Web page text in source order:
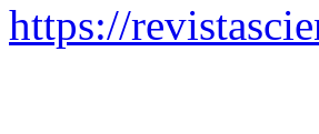
https://